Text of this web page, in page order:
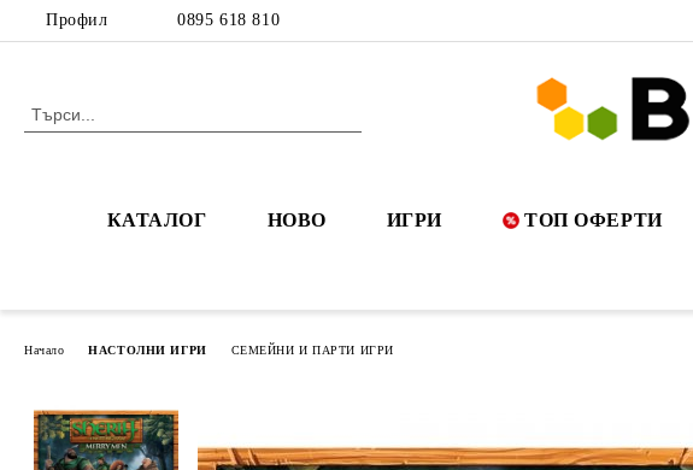
Профил 0895 618 810
КАТАЛОГ НОВО ИГРИ ТОП ОФЕРТИ
Начало НАСТОЛНИ ИГРИ СЕМЕЙНИ И ПАРТИ ИГРИ